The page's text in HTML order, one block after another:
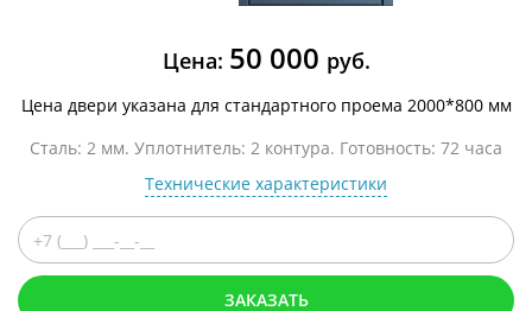
Цена: 50 000 руб.
Цена двери указана для стандартного проема 2000*800 мм
Сталь: 2 мм. Уплотнитель: 2 контура. Готовность: 72 часа
Технические характеристики
ЗАКАЗАТЬ